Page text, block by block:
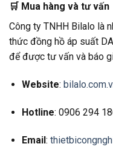
🛒 Mua hàng và tư vấn
Công ty TNHH Bilalo là
thức đồng hồ áp suất
để được tư vấn và báo
Website:
Hotline: 0906 294
Email: